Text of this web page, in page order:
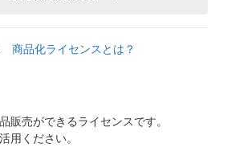
商品化ライセンスとは？
販売ができるライセンスです。
用ください。